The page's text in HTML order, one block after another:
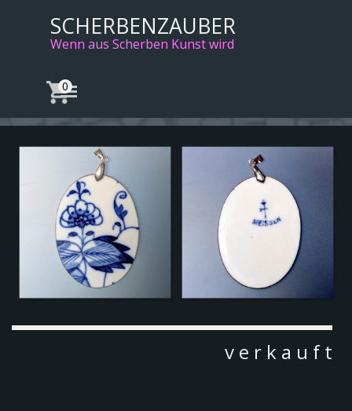
SCHERBENZAUBER
Wenn aus Scherben Kunst wird
Menü überspringen
v e r k a u f t